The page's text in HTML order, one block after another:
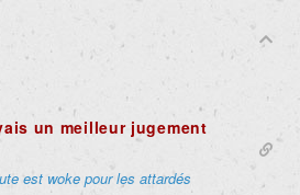
un meilleur jugement
est woke pour les attardés